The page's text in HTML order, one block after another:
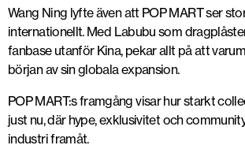
Wang Ning lyfte även att POP MART ser
internationellt. Med Labubu som
fanbase utanför Kina, pekar allt på att
början av sin globala expansion.
POP MART:s framgång visar hur starkt
just nu, där hype, exklusivitet och
industri framåt.